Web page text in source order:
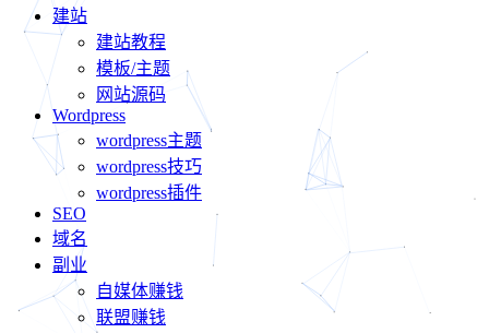
建站
建站教程
模板/主题
网站源码
Wordpress
wordpress主题
wordpress技巧
wordpress插件
SEO
域名
副业
自媒体赚钱
联盟赚钱